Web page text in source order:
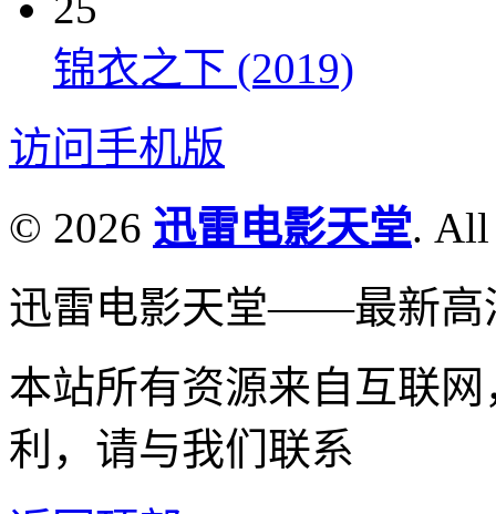
锦衣之下 (2019)
访问手机版
© 2026 迅雷电影天堂. All
迅雷电影天堂——最新高
本站所有资源来自互联
利，请与我们联系